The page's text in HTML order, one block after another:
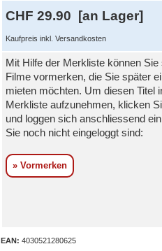
CHF 29.90 [an Lager]
Kaufpreis inkl. Versandkosten
Mit Hilfe der Merkliste können Sie
Filme vormerken, die Sie später
mieten möchten. Um diesen Titel
Merkliste aufzunehmen, klicken
und loggen sich anschliessend
Sie noch nicht eingeloggt sind:
» Vormerken
EAN: 4030521280625